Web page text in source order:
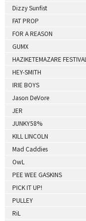
Dizzy Sunfist
FAT PROP
FOR A REASON
GUMX
HAZIKETEMAZARE FESTIVAL
HEY-SMITH
IRIE BOYS
Jason DeVore
JER
JUNKY58%
KILL LINCOLN
Mad Caddies
OwL
PEE WEE GASKINS
PICK IT UP!
PULLEY
RiL